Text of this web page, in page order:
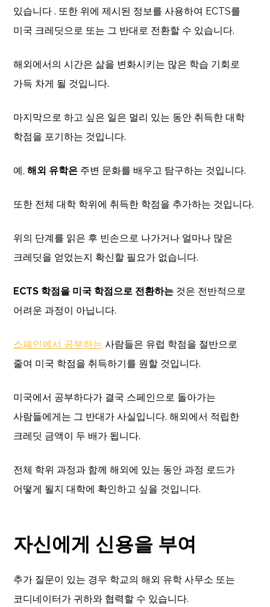
있습니다 . 또한 위에 제시된 정보를 사용하여 ECTS를
미국 크레딧으로 또는 그 반대로 전환할 수 있습니다.
해외에서의 시간은 삶을 변화시키는 많은 학습 기회로
가득 차게 될 것입니다.
마지막으로 하고 싶은 일은 멀리 있는 동안 취득한 대학
학점을 포기하는 것입니다.
예,해외 유학은 주변 문화를 배우고 탐구하는 것입니다.
또한 전체 대학 학위에 취득한 학점을 추가하는 것입니다.
위의 단계를 읽은 후 빈손으로 나가거나 얼마나 많은
크레딧을 얻었는지 확신할 필요가 없습니다.
ECTS 학점을 미국 학점으로 전환하는 것은 전반적으로
어려운 과정이 아닙니다.
스페인에서 공부하는 사람들은 유럽 학점을 절반으로
줄여 미국 학점을 취득하기를 원할 것입니다.
미국에서 공부하다가 결국 스페인으로 돌아가는
사람들에게는 그 반대가 사실입니다. 해외에서 적립한
크레딧 금액이 두 배가 됩니다.
전체 학위 과정과 함께 해외에 있는 동안 과정 로드가
어떻게 될지 대학에 확인하고 싶을 것입니다.
자신에게 신용을 부여
추가 질문이 있는 경우 학교의 해외 유학 사무소 또는
코디네이터가 귀하와 협력할 수 있습니다.